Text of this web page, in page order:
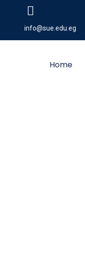
info@sue.edu.eg
Home